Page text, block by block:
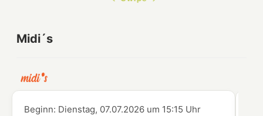
Midi´s
Beginn: Dienstag, 07.07.2026 um 15:15 Uhr